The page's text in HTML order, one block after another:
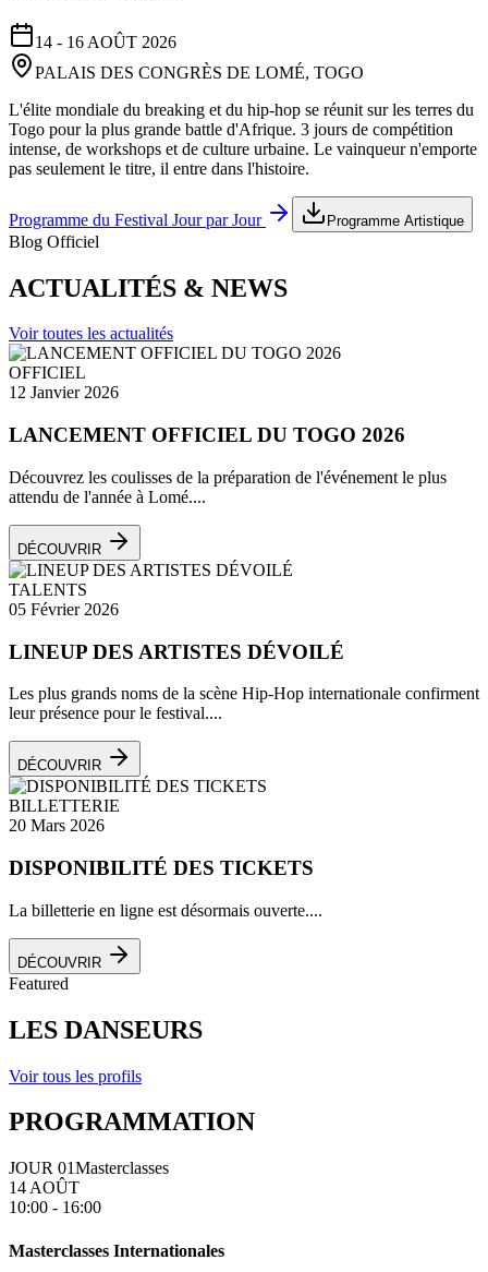
14 - 16 AOÛT 2026
PALAIS DES CONGRÈS DE LOMÉ, TOGO
L'élite mondiale du breaking et du hip-hop se réunit sur les terres du
Togo pour la plus grande battle d'Afrique. 3 jours de compétition
intense, de workshops et de culture urbaine. Le vainqueur n'emporte
pas seulement le titre, il entre dans l'histoire.
Programme du Festival Jour par Jour Programme Artistique
Blog Officiel
ACTUALITÉS & NEWS
Voir toutes les actualités
OFFICIEL
12 Janvier 2026
LANCEMENT OFFICIEL DU TOGO 2026
Découvrez les coulisses de la préparation de l'événement le plus
attendu de l'année à Lomé....
DÉCOUVRIR
TALENTS
05 Février 2026
LINEUP DES ARTISTES DÉVOILÉ
Les plus grands noms de la scène Hip-Hop internationale confirment
leur présence pour le festival....
DÉCOUVRIR
BILLETTERIE
20 Mars 2026
DISPONIBILITÉ DES TICKETS
La billetterie en ligne est désormais ouverte....
DÉCOUVRIR
Featured
LES DANSEURS
Voir tous les profils
PROGRAMMATION
JOUR 01Masterclasses
14 AOÛT
10:00 - 16:00
Masterclasses Internationales